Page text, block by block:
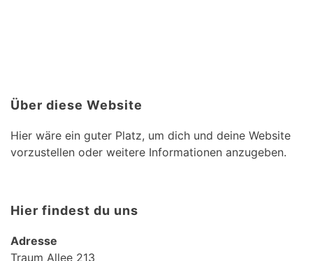
Über diese Website
Hier wäre ein guter Platz, um dich und deine Website
vorzustellen oder weitere Informationen anzugeben.
Hier findest du uns
Adresse
Traum Allee 213